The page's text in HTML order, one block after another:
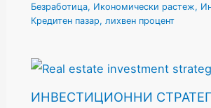
Безработица, Икономически растеж,
Кредитен пазар, лихвен процент
ИНВЕСТИЦИОННИ